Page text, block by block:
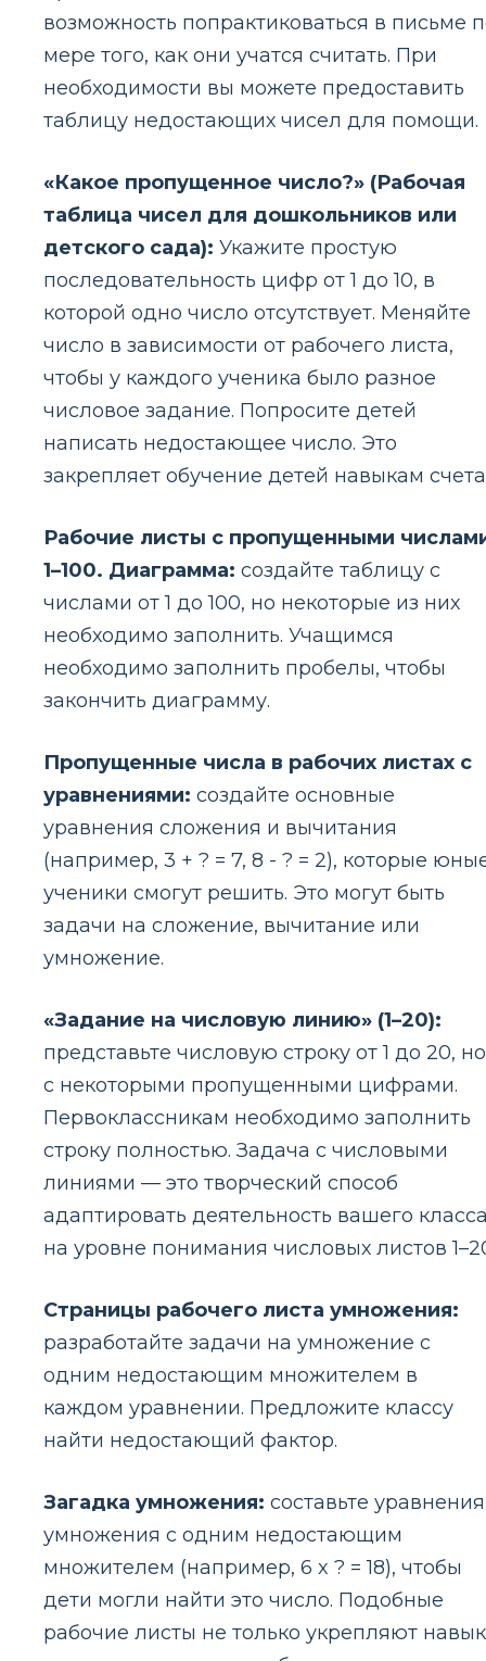
возможность попрактиковаться в письме
мере того, как они учатся считать. При
необходимости вы можете предоставить
таблицу недостающих чисел для помощи.
«Какое пропущенное число?» (Рабочая
таблица чисел для дошкольников или
детского сада): Укажите простую
последовательность цифр от 1 до 10, в
которой одно число отсутствует. Меняйте
число в зависимости от рабочего листа,
чтобы у каждого ученика было разное
числовое задание. Попросите детей
написать недостающее число. Это
закрепляет обучение детей навыкам
Рабочие листы с пропущенными
1–100. Диаграмма: создайте таблицу с
числами от 1 до 100, но некоторые из них
необходимо заполнить. Учащимся
необходимо заполнить пробелы, чтобы
закончить диаграмму.
Пропущенные числа в рабочих листах с
уравнениями: создайте основные
уравнения сложения и вычитания
(например, 3 + ? = 7, 8 - ? = 2), которые
ученики смогут решить. Это могут быть
задачи на сложение, вычитание или
умножение.
«Задание на числовую линию» (1–20):
представьте числовую строку от 1 до 20, но
с некоторыми пропущенными цифрами.
Первоклассникам необходимо заполнить
строку полностью. Задача с числовыми
линиями — это творческий способ
адаптировать деятельность вашего
на уровне понимания числовых листов
Страницы рабочего листа умножения:
разработайте задачи на умножение с
одним недостающим множителем в
каждом уравнении. Предложите классу
найти недостающий фактор.
Загадка умножения: составьте уравнения
умножения с одним недостающим
множителем (например, 6 x ? = 18), чтобы
дети могли найти это число. Подобные
рабочие листы не только укрепляют